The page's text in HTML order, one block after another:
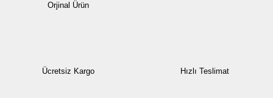
Orjinal Ürün
Ücretsiz Kargo Hızlı Teslimat